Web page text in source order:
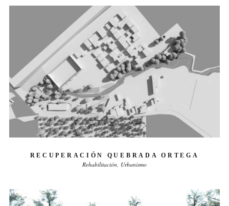
RECUPERACIÓN QUEBRADA ORTEGA
Rehabilitación Urbanismo